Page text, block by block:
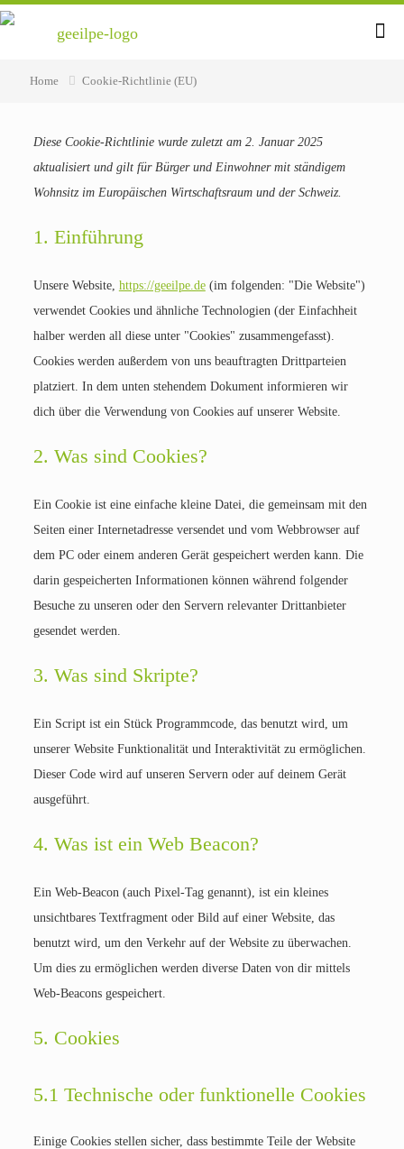
Home Cookie-Richtlinie (EU)
Diese Cookie-Richtlinie wurde zuletzt am 2. Januar 2025
aktualisiert und gilt für Bürger und Einwohner mit ständigem
Wohnsitz im Europäischen Wirtschaftsraum und der Schweiz.
1. Einführung
Unsere Website, https://geeilpe.de(im folgenden: "Die Website")
verwendet Cookies und ähnliche Technologien (der Einfachheit
halber werden all diese unter "Cookies" zusammengefasst).
Cookies werden außerdem von uns beauftragten Drittparteien
platziert. In dem unten stehendem Dokument informieren wir
dich über die Verwendung von Cookies auf unserer Website.
2. Was sind Cookies?
Ein Cookie ist eine einfache kleine Datei, die gemeinsam mit den
Seiten einer Internetadresse versendet und vom Webbrowser auf
dem PC oder einem anderen Gerät gespeichert werden kann. Die
darin gespeicherten Informationen können während folgender
Besuche zu unseren oder den Servern relevanter Drittanbieter
gesendet werden.
3. Was sind Skripte?
Ein Script ist ein Stück Programmcode, das benutzt wird, um
unserer Website Funktionalität und Interaktivität zu ermöglichen.
Dieser Code wird auf unseren Servern oder auf deinem Gerät
ausgeführt.
4. Was ist ein Web Beacon?
Ein Web-Beacon (auch Pixel-Tag genannt), ist ein kleines
unsichtbares Textfragment oder Bild auf einer Website, das
benutzt wird, um den Verkehr auf der Website zu überwachen.
Um dies zu ermöglichen werden diverse Daten von dir mittels
Web-Beacons gespeichert.
5. Cookies
5.1 Technische oder funktionelle Cookies
Einige Cookies stellen sicher, dass bestimmte Teile der Website